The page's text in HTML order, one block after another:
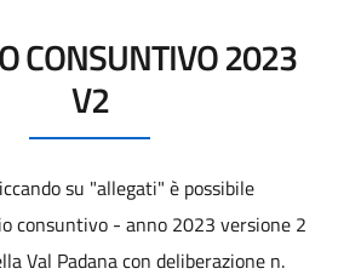
CONSUNTIVO 2023
V2
su "allegati" è possibile
consuntivo - anno 2023 versione 2
Val Padana con deliberazione n.